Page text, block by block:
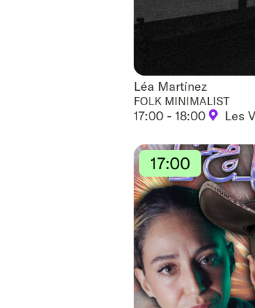
Léa Martínez
Léa Martínez
FOLK MINIMALIST
17:00 - 18:00 Les
17:00